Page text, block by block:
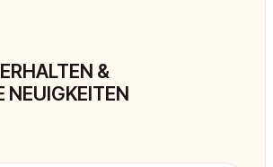
&
NEUIGKEITEN